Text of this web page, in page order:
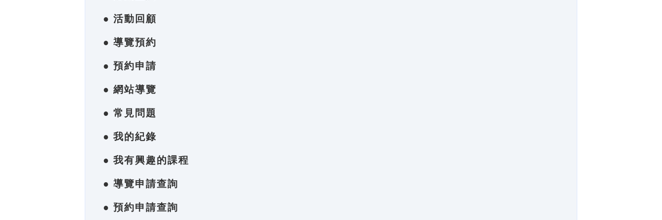
● 活動回顧
● 導覽預約
● 預約申請
● 網站導覽
● 常見問題
● 我的紀錄
● 我有興趣的課程
● 導覽申請查詢
● 預約申請查詢